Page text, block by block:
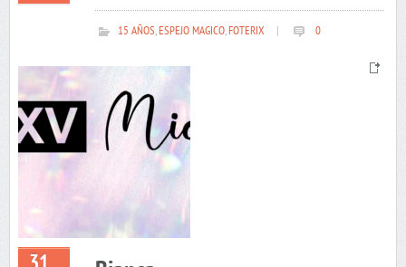
15 AÑOS,ESPEJO MAGICO,FOTERIX 0